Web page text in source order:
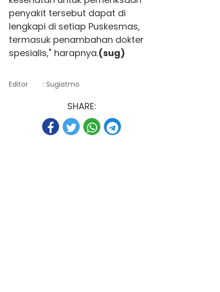
penyakit tersebut dapat di
lengkapi di setiap Puskesmas,
termasuk penambahan dokter
spesialis," harapnya.(sug)
Editor : Sugiatmo
SHARE: